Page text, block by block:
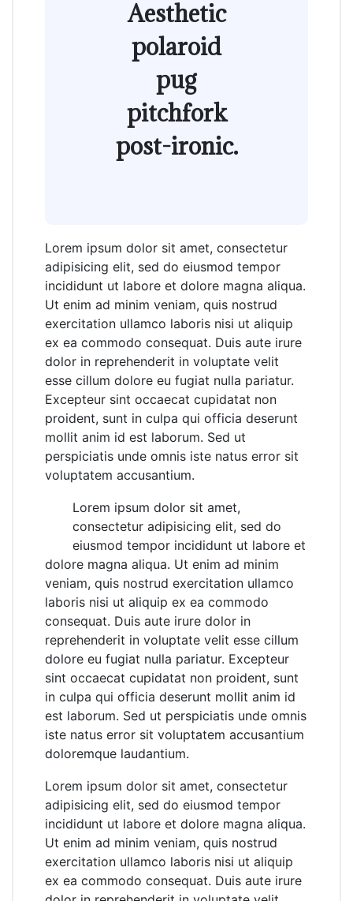
Aesthetic
polaroid
pug
pitchfork
post-ironic.
Lorem ipsum dolor sit amet, consectetur
adipisicing elit, sed do eiusmod tempor
incididunt ut labore et dolore magna aliqua.
Ut enim ad minim veniam, quis nostrud
exercitation ullamco laboris nisi ut aliquip
ex ea commodo consequat. Duis aute irure
dolor in reprehenderit in voluptate velit
esse cillum dolore eu fugiat nulla pariatur.
Excepteur sint occaecat cupidatat non
proident, sunt in culpa qui officia deserunt
mollit anim id est laborum. Sed ut
perspiciatis unde omnis iste natus error sit
voluptatem accusantium.
Lorem ipsum dolor sit amet,
consectetur adipisicing elit, sed do
eiusmod tempor incididunt ut labore et
dolore magna aliqua. Ut enim ad minim
veniam, quis nostrud exercitation ullamco
laboris nisi ut aliquip ex ea commodo
consequat. Duis aute irure dolor in
reprehenderit in voluptate velit esse cillum
dolore eu fugiat nulla pariatur. Excepteur
sint occaecat cupidatat non proident, sunt
in culpa qui officia deserunt mollit anim id
est laborum. Sed ut perspiciatis unde omnis
iste natus error sit voluptatem accusantium
doloremque laudantium.
Lorem ipsum dolor sit amet, consectetur
adipisicing elit, sed do eiusmod tempor
incididunt ut labore et dolore magna aliqua.
Ut enim ad minim veniam, quis nostrud
exercitation ullamco laboris nisi ut aliquip
ex ea commodo consequat. Duis aute irure